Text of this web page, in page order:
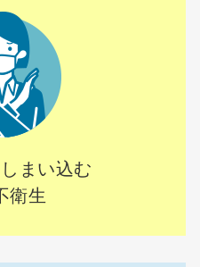
まい込む
衛生